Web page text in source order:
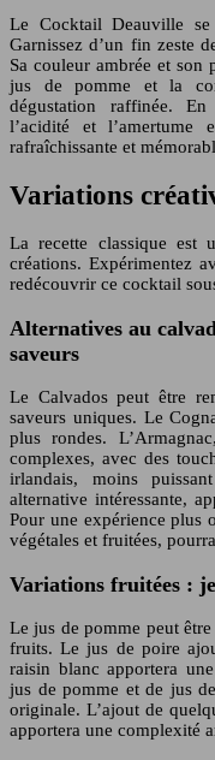
Le Cocktail Deauville
Garnissez d’un fin zeste
Sa couleur ambrée et son
jus de pomme et la
dégustation raffinée.
l’acidité et l’amertume
rafraîchissante et
Variations
La recette classique est
créations. Expérimentez
redécouvrir ce cocktail
Alternatives au
saveurs
Le Calvados peut être
saveurs uniques. Le
plus rondes.
complexes, avec des
irlandais, moins
alternative intéressante,
Pour une expérience plus
végétales et fruitées,
Variations fruitées :
Le jus de pomme peut
fruits. Le jus de poire
raisin blanc apportera
jus de pomme et de jus
originale. L’ajout de
apportera une complexité